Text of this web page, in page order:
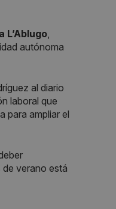
L’Ablugo,
autónoma
al diario
laboral que
para ampliar el
verano está